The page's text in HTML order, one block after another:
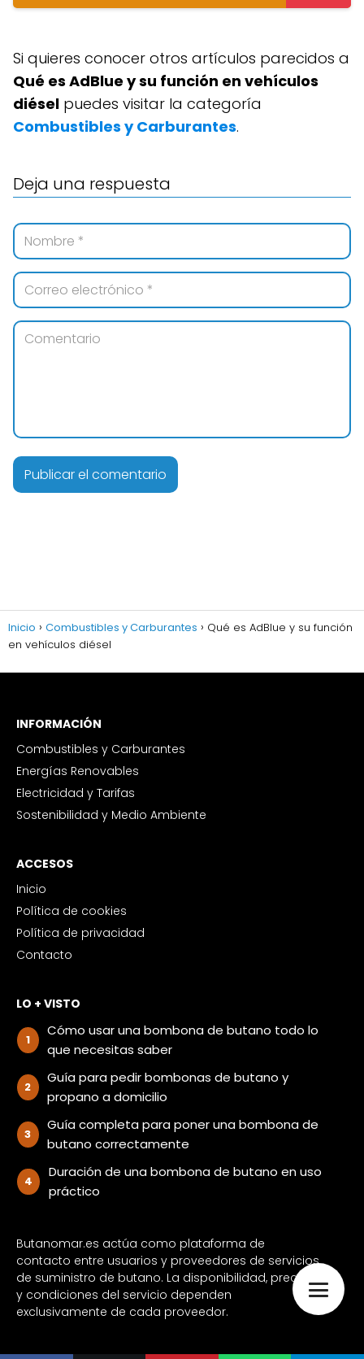
Si quieres conocer otros artículos parecidos a
Qué es AdBlue y su función en vehículos
diésel puedes visitar la categoría
Combustibles y Carburantes.
Deja una respuesta
Inicio Combustibles y Carburantes
Qué es AdBlue y su función
en vehículos diésel
INFORMACIÓN
Combustibles y Carburantes
Energías Renovables
Electricidad y Tarifas
Sostenibilidad y Medio Ambiente
ACCESOS
Inicio
Política de cookies
Política de privacidad
Contacto
LO + VISTO
Cómo usar una bombona de butano todo lo
que necesitas saber
Guía para pedir bombonas de butano y
propano a domicilio
Guía completa para poner una bombona de
butano correctamente
Duración de una bombona de butano en uso
práctico
Butanomar.es actúa como plataforma de
contacto entre usuarios y proveedores de servicios
de suministro de butano. La disponibilidad, precios
y condiciones del servicio dependen
exclusivamente de cada proveedor.